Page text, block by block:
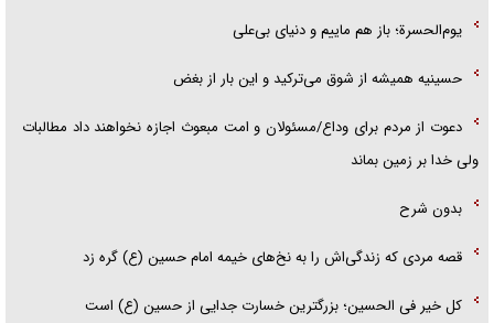
یوم‌الحسرة؛ باز هم ماییم و دنیای بی‌علی
حسینیه همیشه از شوق می‌ترکید و این بار از بغض
دعوت از مردم برای وداع/مسئولان و امت مبعوث اجازه نخواهند داد مطالبات
ولی خدا بر زمین بماند
بدون شرح
قصه مردی که زندگی‌اش را به نخ‌های خیمه امام حسین (ع) گره زد
کل خیر فی الحسین؛ بزرگترین خسارت جدایی از حسین (ع) است